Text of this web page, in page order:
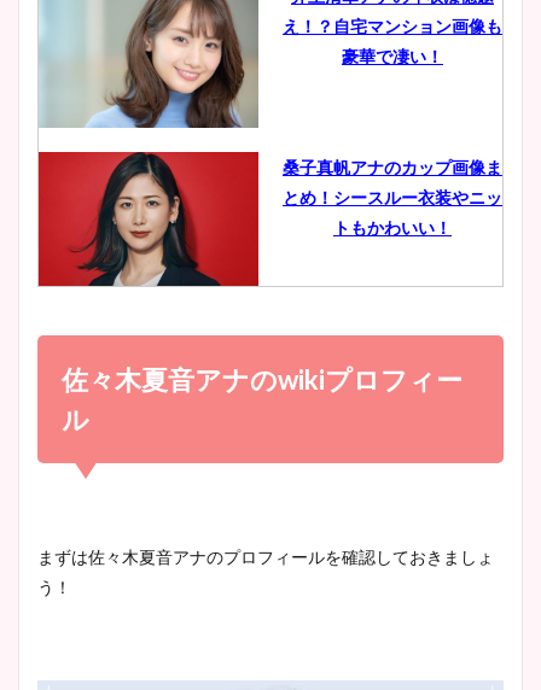
鈴木唯の太ってた時の体重が
ヤバすぎww原因や痩せたダ
豊島実季アナのカップ画像ま
とめ！美脚や水着姿に年齢も
宇賀神メグアナのニット画像
池谷実悠アナのメガネ画像が
え！？自宅マンション画像も
豪華で凄い！
桑子真帆アナのカップ画像ま
とめ！シースルー衣装やニッ
トもかわいい！
小室瑛莉子のカップ画像まと
め！足が美脚でニット衣装も
かわいい！
wikiプロフもチェック！
大家彩香アナのかわいいカッ
佐々木夏音アナのwikiプロフィー
ル
まずは佐々木夏音アナのプロフィールを確認しておきましょ
う！